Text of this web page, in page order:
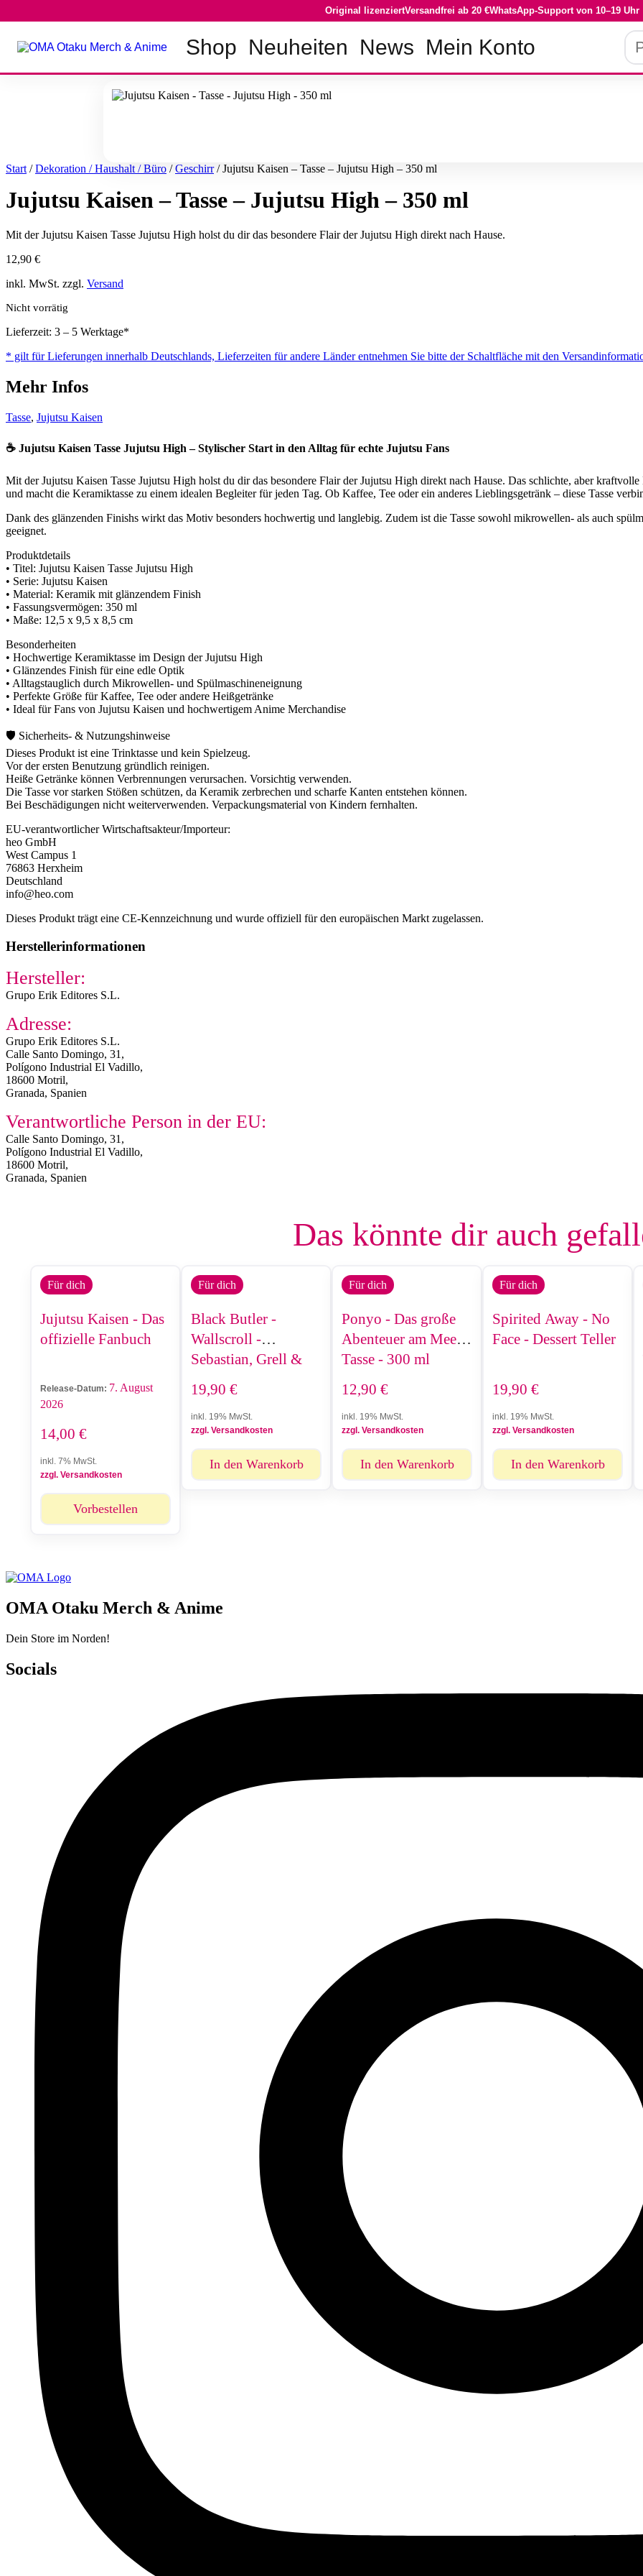
Inhalt
Original lizenziertVersandfrei ab 20 €WhatsApp-Support von 10–19 Uhr
Shop Neuheiten News Mein Konto
Start /Dekoration / Haushalt / Büro /Geschirr/ Jujutsu Kaisen – Tasse – Jujutsu High – 350 ml
Jujutsu Kaisen – Tasse – Jujutsu High – 350 ml
Mit der Jujutsu Kaisen Tasse Jujutsu High holst du dir das besondere Flair der Jujutsu High direkt nach Hause.
12,90 €
inkl. MwSt. zzgl. Versand
Nicht vorrätig
Lieferzeit: 3 – 5 Werktage*
* gilt für Lieferungen innerhalb Deutschlands, Lieferzeiten für andere Länder entnehmen Sie bitte der Schaltfläche mit den
Mehr Infos
Tasse, Jujutsu Kaisen
☕ Jujutsu Kaisen Tasse Jujutsu High – Stylischer Start in den Alltag für echte Jujutsu Fans
Mit der Jujutsu Kaisen Tasse Jujutsu High holst du dir das besondere Flair der Jujutsu High direkt nach Hause. Das schlichte, aber
und macht die Keramiktasse zu einem idealen Begleiter für jeden Tag. Ob Kaffee, Tee oder ein anderes Lieblingsgetränk – diese Tasse
Dank des glänzenden Finishs wirkt das Motiv besonders hochwertig und langlebig. Zudem ist die Tasse sowohl mikrowellen- als auch
geeignet.
Produktdetails
• Titel: Jujutsu Kaisen Tasse Jujutsu High
• Serie: Jujutsu Kaisen
• Material: Keramik mit glänzendem Finish
• Fassungsvermögen: 350 ml
• Maße: 12,5 x 9,5 x 8,5 cm
Besonderheiten
• Hochwertige Keramiktasse im Design der Jujutsu High
• Glänzendes Finish für eine edle Optik
• Alltagstauglich durch Mikrowellen- und Spülmaschineneignung
• Perfekte Größe für Kaffee, Tee oder andere Heißgetränke
• Ideal für Fans von Jujutsu Kaisen und hochwertigem Anime Merchandise
🛡️ Sicherheits- & Nutzungshinweise
Dieses Produkt ist eine Trinktasse und kein Spielzeug.
Vor der ersten Benutzung gründlich reinigen.
Heiße Getränke können Verbrennungen verursachen. Vorsichtig verwenden.
Die Tasse vor starken Stößen schützen, da Keramik zerbrechen und scharfe Kanten entstehen können.
Bei Beschädigungen nicht weiterverwenden. Verpackungsmaterial von Kindern fernhalten.
EU-verantwortlicher Wirtschaftsakteur/Importeur:
heo GmbH
West Campus 1
76863 Herxheim
Deutschland
info@heo.com
Dieses Produkt trägt eine CE-Kennzeichnung und wurde offiziell für den europäischen Markt zugelassen.
Herstellerinformationen
Hersteller:
Grupo Erik Editores S.L.
Adresse:
Grupo Erik Editores S.L.
Calle Santo Domingo, 31,
Polígono Industrial El Vadillo,
18600 Motril,
Granada, Spanien
Verantwortliche Person in der EU:
Calle Santo Domingo, 31,
Polígono Industrial El Vadillo,
18600 Motril,
Granada, Spanien
Das könnte dir auch
Für dich
Jujutsu Kaisen - Das
offizielle Fanbuch
Release-Datum: 7. August
2026
14,00 €
inkl. 7% MwSt.
zzgl. Versandkosten
Vorbestellen
Für dich
Black Butler -
Wallscroll -
Sebastian, Grell &
19,90 €
inkl. 19% MwSt.
zzgl. Versandkosten
In den Warenkorb
Für dich
Ponyo - Das große
Abenteuer am Meer -
Tasse - 300 ml
12,90 €
inkl. 19% MwSt.
zzgl. Versandkosten
In den Warenkorb
Für dich
Spirited Away - No
Face - Dessert Teller
19,90 €
inkl. 19% MwSt.
zzgl. Versandkosten
In den Warenkorb
OMA Otaku Merch & Anime
Dein Store im Norden!
Socials